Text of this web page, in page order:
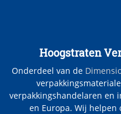
Hoogstraten
Onderdeel van de
verpakkingshandelaren en
en Europa. Wij helpen